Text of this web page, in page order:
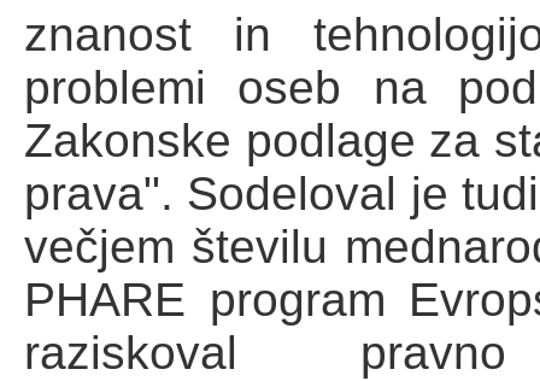
znanost in
problemi oseb na
Zakonske podlage za
prava". Sodeloval je
večjem številu
PHARE program
raziskoval